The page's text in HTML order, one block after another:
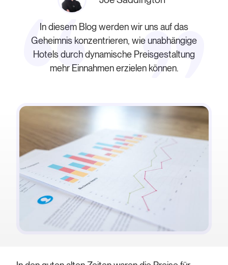
In diesem Blog werden wir uns auf das
Geheimnis konzentrieren, wie unabhängige
Hotels durch dynamische Preisgestaltung
mehr Einnahmen erzielen können.